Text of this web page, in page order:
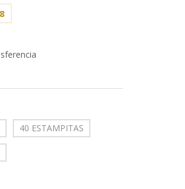
40 ESTAMPITAS